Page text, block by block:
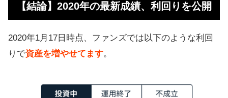
仕組みは？Fundsはソーシャルレン
副業にもOK！安定したミドルリター
Fundsの詳しい仕組み
【結論】2020年の最新成績、利回りを公開
2020年1月17日時点、ファンズでは以下のような利回
りで資産を増やせてます。